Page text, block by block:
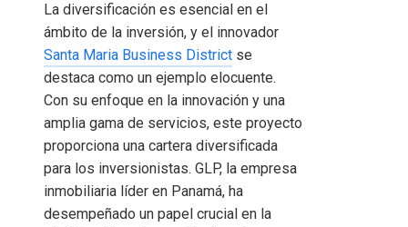
La diversificación es esencial en el
ámbito de la inversión, y el innovador
Santa Maria Business District se
destaca como un ejemplo elocuente.
Con su enfoque en la innovación y una
amplia gama de servicios, este proyecto
proporciona una cartera diversificada
para los inversionistas. GLP, la empresa
inmobiliaria líder en Panamá, ha
desempeñado un papel crucial en la